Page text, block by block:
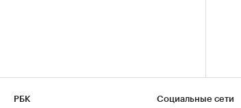
РБК Социальные сети